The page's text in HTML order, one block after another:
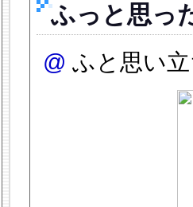
ふっと思っ
@ ふと思い